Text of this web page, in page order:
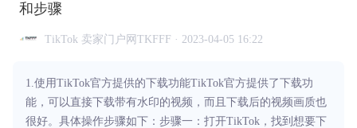
和步骤
TikTok 卖家门户网TKFFF · 2023-04-05 16:22
1.使用TikTok官方提供的下载功能TikTok官方提供了下载功
能，可以直接下载带有水印的视频，而且下载后的视频画质也
很好。具体操作步骤如下：步骤一：打开TikTok，找到想要下